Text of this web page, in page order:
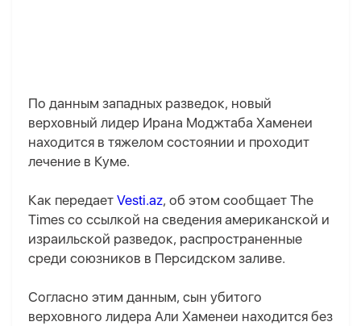
По данным западных разведок, новый
верховный лидер Ирана Моджтаба Хаменеи
находится в тяжелом состоянии и проходит
лечение в Куме.
Как передает Vesti.az, об этом сообщает The
Times со ссылкой на сведения американской и
израильской разведок, распространенные
среди союзников в Персидском заливе.
Согласно этим данным, сын убитого
верховного лидера Али Хаменеи находится без